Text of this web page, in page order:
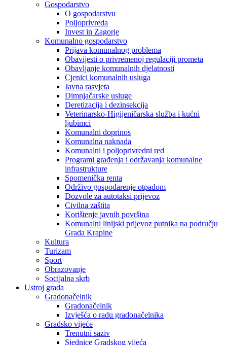
Gospodarstvo
O gospodarstvu
Poljoprivreda
Invest in Zagorje
Komunalno gospodarstvo
Prijava komunalnog problema
Obavijesti o privremenoj regulaciji prometa
Obavljanje komunalnih djelatnosti
Cjenici komunalnih usluga
Javna rasvjeta
Dimnjačarske usluge
Deretizacija i dezinsekcija
Veterinarsko-Higijeničarska služba i kućni
ljubimci
Komunalni doprinos
Komunalna naknada
Komunalni i poljoprivredni red
Programi građenja i održavanja komunalne
infrastrukture
Spomenička renta
Održivo gospodarenje otpadom
Dozvole za autotaksi prijevoz
Civilna zaštita
Korištenje javnih površina
Komunalni linijski prijevoz putnika na području
Grada Krapine
Kultura
Turizam
Sport
Obrazovanje
Socijalna skrb
Ustroj grada
Gradonačelnik
Gradonačelnik
Izvješća o radu gradonačelnika
Gradsko vijeće
Trenutni saziv
Sjednice Gradskog vijeća